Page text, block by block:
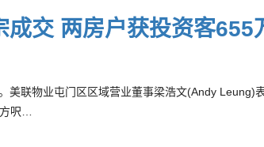
成交 两房户获投资客655
美联物业屯门区区域营业董事梁浩文(Andy Leung)
呎…